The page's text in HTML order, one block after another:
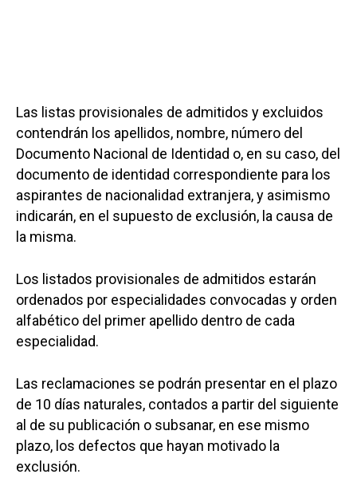
Las listas provisionales de admitidos y excluidos
contendrán los apellidos, nombre, número del
Documento Nacional de Identidad o, en su caso, del
documento de identidad correspondiente para los
aspirantes de nacionalidad extranjera, y asimismo
indicarán, en el supuesto de exclusión, la causa de
la misma.
Los listados provisionales de admitidos estarán
ordenados por especialidades convocadas y orden
alfabético del primer apellido dentro de cada
especialidad.
Las reclamaciones se podrán presentar en el plazo
de 10 días naturales, contados a partir del siguiente
al de su publicación o subsanar, en ese mismo
plazo, los defectos que hayan motivado la
exclusión.